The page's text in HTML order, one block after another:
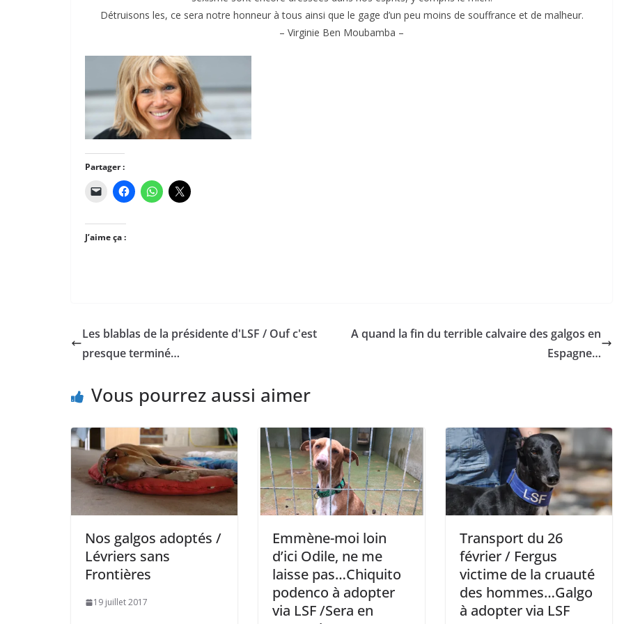
Détruisons les, ce sera notre honneur à tous ainsi que le gage d’un peu moins de souffrance et de malheur.
– Virginie Ben Moubamba –
Partager :
J’aime ça :
Les blablas de la présidente d'LSF / Ouf c'est
presque terminé…
A quand la fin du terrible calvaire des galgos en
Espagne…
Vous pourrez aussi aimer
Nos galgos adoptés /
Lévriers sans
Frontières
19 juillet 2017
Emmène-moi loin
d’ici Odile, ne me
laisse pas…Chiquito
podenco à adopter
via LSF /Sera en
Transport du 26
février / Fergus
victime de la cruauté
des hommes…Galgo
à adopter via LSF